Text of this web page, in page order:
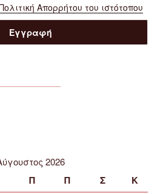
Απορρήτου του ιστότοπου
2026
Π Π Σ Κ